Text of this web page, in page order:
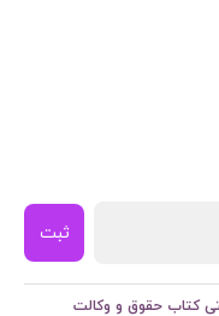
ثبت
کتاب حقوق و وکالت